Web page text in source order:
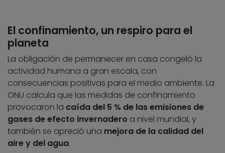
El confinamiento, un respiro para el
planeta
La obligación de permanecer en casa congeló la
actividad humana a gran escala, con
consecuencias positivas para el medio ambiente. La
ONU calcula que las medidas de confinamiento
provocaron la caída del 5 % de las emisiones de
gases de efecto invernadero a nivel mundial, y
también se apreció una mejora de la calidad del
aire y del agua.